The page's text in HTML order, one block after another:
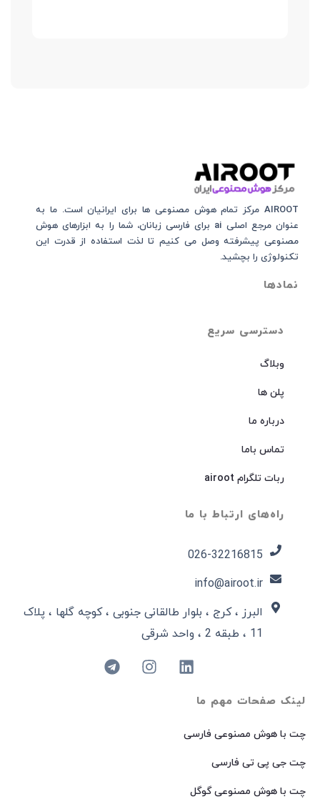
لینک صفحات مهم ما
چت با هوش مصنوعی فارسی
چت جی پی تی فارسی
چت با هوش مصنوعی گوگل
دسترسی سریع
وبلاگ
پلن ها
درباره ما
تماس باما
ربات تلگرام airoot
راه‌های ارتباط با ما
026-32216815​
info@airoot.ir
البرز ، کرج ، بلوار طالقانی جنوبی ، کوچه گلها ، پلاک
11 ، طبقه 2 ، واحد شرقی
AIROOT مرکز تمام هوش مصنوعی‌‌‌ ها برای ایرانیان است. ما به
عنوان مرجع اصلی ai برای فارسی زبانان، شما را به ابزارهای هوش
مصنوعی پیشرفته وصل می کنیم تا لذت استفاده از قدرت این
تکنولوژی را بچشید.
نمادها